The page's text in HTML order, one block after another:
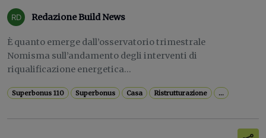
Redazione Build News
È quanto emerge dall’osservatorio trimestrale
Nomisma sull’andamento degli interventi di
riqualificazione energetica...
Superbonus 110 Superbonus Casa Ristrutturazione ...